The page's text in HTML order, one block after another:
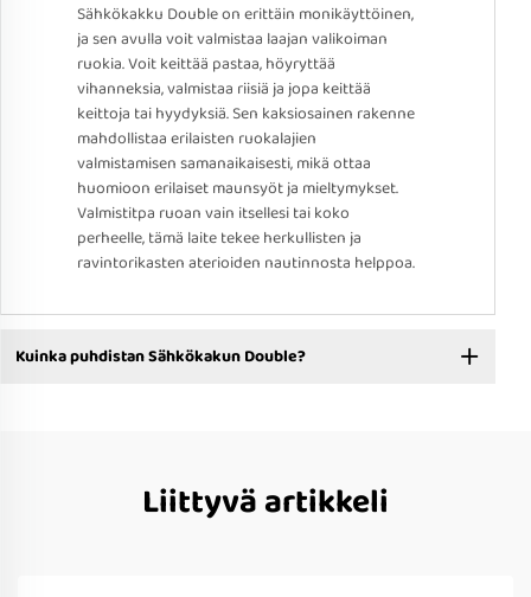
Sähkökakku Double on erittäin monikäyttöinen,
ja sen avulla voit valmistaa laajan valikoiman
ruokia. Voit keittää pastaa, höyryttää
vihanneksia, valmistaa riisiä ja jopa keittää
keittoja tai hyydyksiä. Sen kaksiosainen rakenne
mahdollistaa erilaisten ruokalajien
valmistamisen samanaikaisesti, mikä ottaa
huomioon erilaiset maunsyöt ja mieltymykset.
Valmistitpa ruoan vain itsellesi tai koko
perheelle, tämä laite tekee herkullisten ja
ravintorikasten aterioiden nautinnosta helppoa.
Kuinka puhdistan Sähkökakun Double?
Liittyvä artikkeli